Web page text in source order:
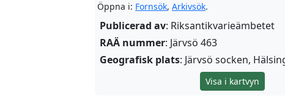
Öppna i: Fornsök, Arkivsök.
Publicerad av: Riksantikvarieämbetet
RAÄ nummer: Järvsö 463
Geografisk plats: Järvsö socken,
Visa i kartvyn